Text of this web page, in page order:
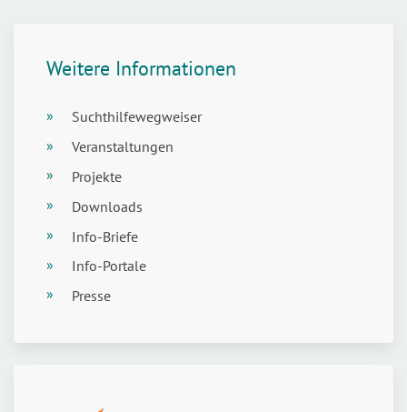
Weitere Informationen
Suchthilfewegweiser
Veranstaltungen
Projekte
Downloads
Info-Briefe
Info-Portale
Presse